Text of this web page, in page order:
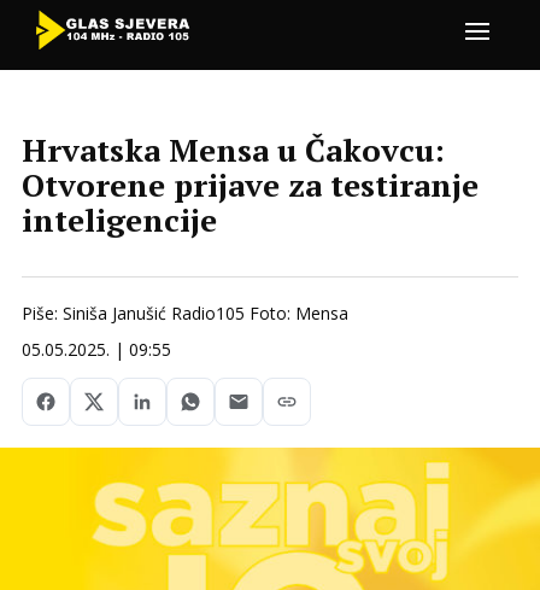
Hrvatska Mensa u Čakovcu:
Otvorene prijave za testiranje
inteligencije
Piše: Siniša Janušić Radio105 Foto: Mensa
05.05.2025. | 09:55